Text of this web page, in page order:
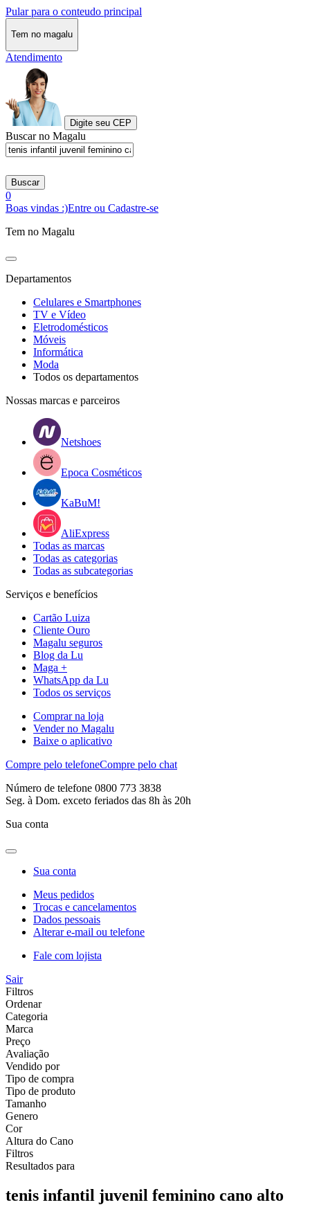
Pular para o conteudo principal
Tem no magalu
Atendimento
Digite seu CEP
Buscar no Magalu
Buscar
0
Boas vindas :)Entre ou Cadastre-se
Tem no Magalu
Departamentos
Celulares e Smartphones
TV e Vídeo
Eletrodomésticos
Móveis
Informática
Moda
Todos os departamentos
Nossas marcas e parceiros
Netshoes
Epoca Cosméticos
KaBuM!
AliExpress
Todas as marcas
Todas as categorias
Todas as subcategorias
Serviços e benefícios
Cartão Luiza
Cliente Ouro
Magalu seguros
Blog da Lu
Maga +
WhatsApp da Lu
Todos os serviços
Comprar na loja
Vender no Magalu
Baixe o aplicativo
Compre pelo telefoneCompre pelo chat
Número de telefone 0800 773 3838
Seg. à Dom. exceto feriados das 8h às 20h
Sua conta
Sua conta
Meus pedidos
Trocas e cancelamentos
Dados pessoais
Alterar e-mail ou telefone
Fale com lojista
Sair
Filtros
Ordenar
Categoria
Marca
Preço
Avaliação
Vendido por
Tipo de compra
Tipo de produto
Tamanho
Genero
Cor
Altura do Cano
Filtros
Resultados para
tenis infantil juvenil feminino cano alto